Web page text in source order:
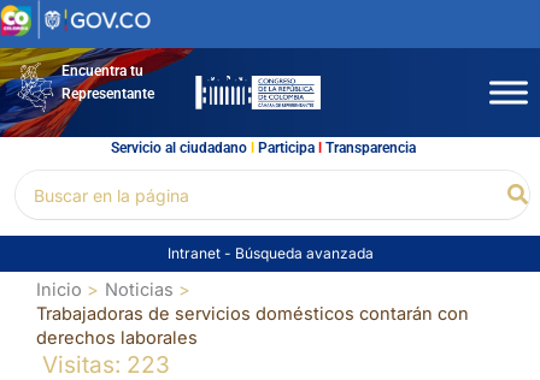
Ir
al
contenidoEncuentra tu
Representante
Servicio al ciudadano l Participal Transparencia
por:
Intranet - Búsqueda avanzada
Inicio
Noticias
Trabajadoras de servicios domésticos contarán con
derechos laborales
Visitas: 223